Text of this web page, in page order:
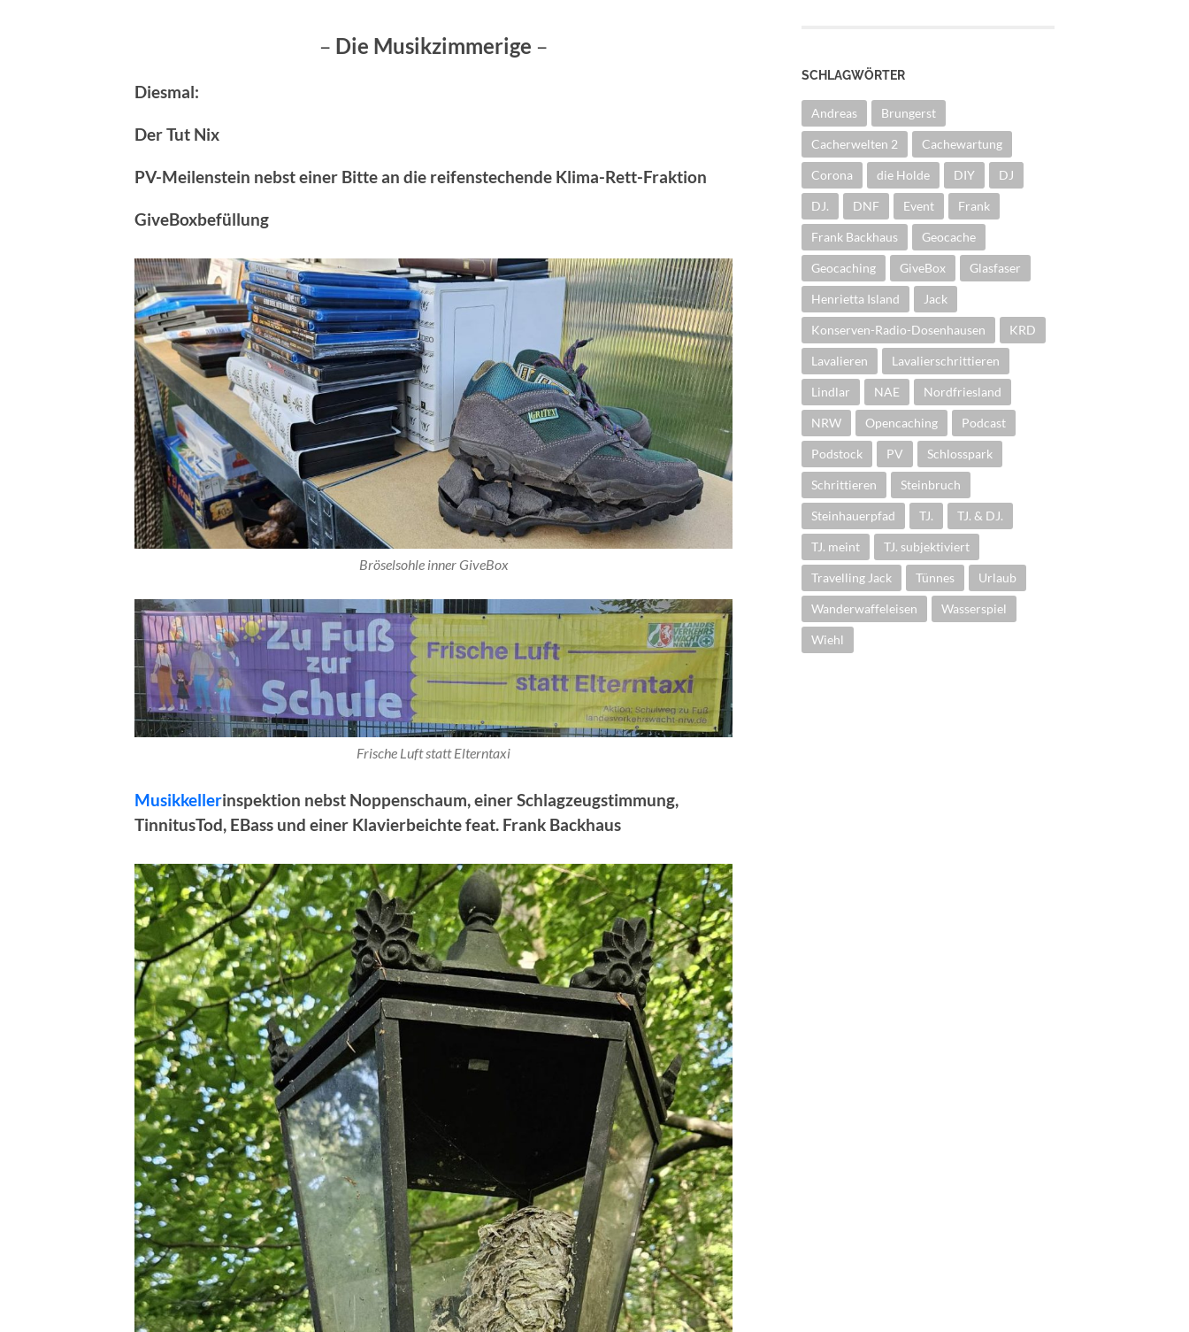
– Die Musikzimmerige –
Diesmal:
Der Tut Nix
PV-Meilenstein nebst einer Bitte an die reifenstechende Klima-Rett-Fraktion
GiveBoxbefüllung
Bröselsohle inner GiveBox
Frische Luft statt Elterntaxi
Musikkellerinspektion nebst Noppenschaum, einer Schlagzeugstimmung,
TinnitusTod, EBass und einer Klavierbeichte feat. Frank Backhaus
SCHLAGWÖRTER
Andreas Brungerst
Cacherwelten 2 Cachewartung
Corona die Holde DIY DJ
DJ. DNF Event Frank
Frank Backhaus Geocache
Geocaching GiveBox Glasfaser
Henrietta Island Jack
Konserven-Radio-Dosenhausen KRD
Lavalieren Lavalierschrittieren
Lindlar NAE Nordfriesland
NRW Opencaching Podcast
Podstock PV Schlosspark
Schrittieren Steinbruch
Steinhauerpfad TJ. TJ. & DJ.
TJ. meint TJ. subjektiviert
Travelling Jack Tünnes Urlaub
Wanderwaffeleisen Wasserspiel
Wiehl